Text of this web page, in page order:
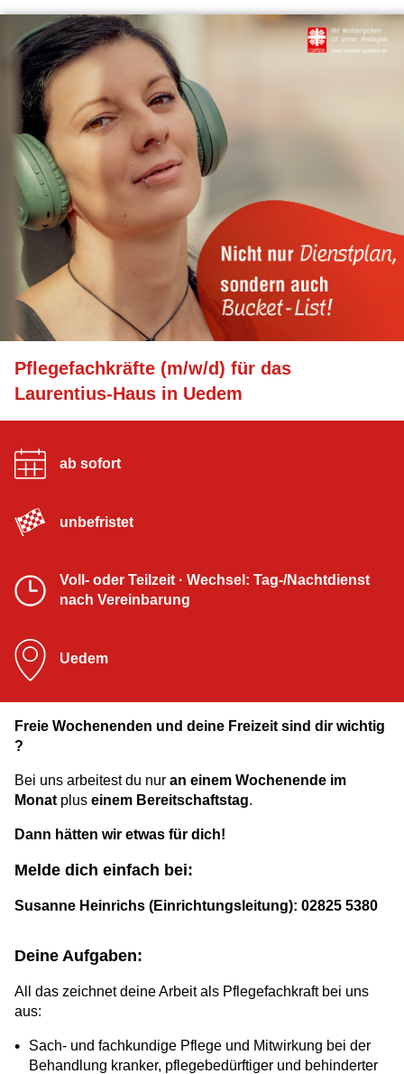
Pflegefachkräfte (m/w/d) für das
Laurentius-Haus in Uedem
ab sofort
unbefristet
Voll- oder Teilzeit · Wechsel: Tag-/Nachtdienst
nach Vereinbarung
Uedem
Freie Wochenenden und deine Freizeit sind dir wichtig
?
Bei uns arbeitest du nur an einem Wochenende im
Monat plus einem Bereitschaftstag.
Dann hätten wir etwas für dich!
Melde dich einfach bei:
Susanne Heinrichs (Einrichtungsleitung): 02825 5380
Deine Aufgaben:
All das zeichnet deine Arbeit als Pflegefachkraft bei uns
aus:
Sach- und fachkundige Pflege und Mitwirkung bei der
Behandlung kranker, pflegebedürftiger und behinderter